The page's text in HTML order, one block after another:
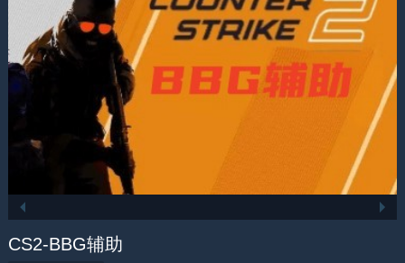
CS2-BBG辅助